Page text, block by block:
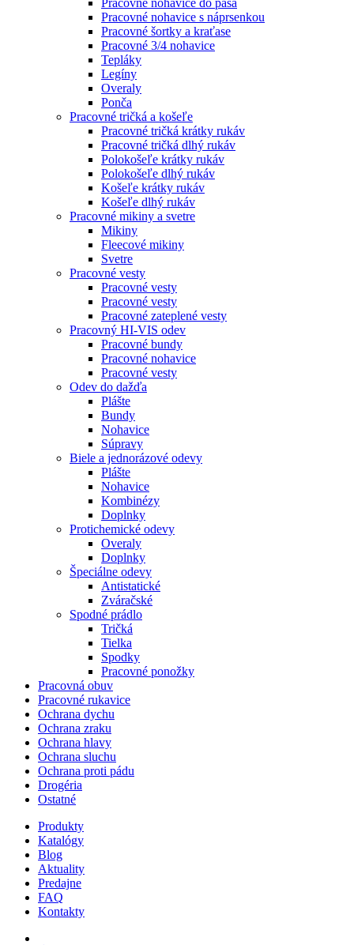
Pracovné nohavice do pása
Pracovné nohavice s náprsenkou
Pracovné šortky a kraťase
Pracovné 3/4 nohavice
Tepláky
Legíny
Overaly
Ponča
Pracovné tričká a košeľe
Pracovné tričká krátky rukáv
Pracovné tričká dlhý rukáv
Polokošeľe krátky rukáv
Polokošeľe dlhý rukáv
Košeľe krátky rukáv
Košeľe dlhý rukáv
Pracovné mikiny a svetre
Mikiny
Fleecové mikiny
Svetre
Pracovné vesty
Pracovné vesty
Pracovné vesty
Pracovné zateplené vesty
Pracovný HI-VIS odev
Pracovné bundy
Pracovné nohavice
Pracovné vesty
Odev do dažďa
Plášte
Bundy
Nohavice
Súpravy
Biele a jednorázové odevy
Plášte
Nohavice
Kombinézy
Doplnky
Protichemické odevy
Overaly
Doplnky
Špeciálne odevy
Antistatické
Zváračské
Spodné prádlo
Tričká
Tielka
Spodky
Pracovné ponožky
Pracovná obuv
Pracovné rukavice
Ochrana dychu
Ochrana zraku
Ochrana hlavy
Ochrana sluchu
Ochrana proti pádu
Drogéria
Ostatné
Produkty
Katalógy
Blog
Aktuality
Predajne
FAQ
Kontakty